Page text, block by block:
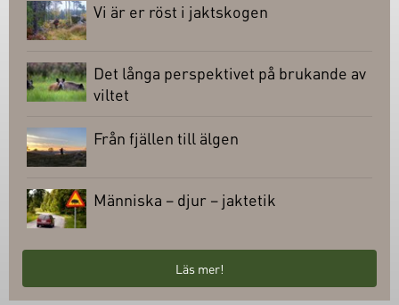
Vi är er röst i jaktskogen
Det långa perspektivet på brukande av
viltet
Från fjällen till älgen
Människa – djur – jaktetik
Läs mer!